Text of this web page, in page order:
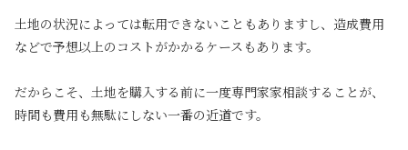
土地の状況によっては転用できないこともありますし、造成費用
などで予想以上のコストがかかるケースもあります。
だからこそ、土地を購入する前に一度専門家家相談することが、
時間も費用も無駄にしない一番の近道です。